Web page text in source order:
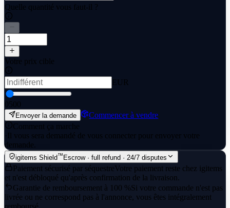
Quelle quantité vous faut-il ?
Votre prix cible
EUR
0500
Envoyer la demande
Commencer à vendre
Comment ça marche
· Il vous sera demandé de vous connecter pour envoyer votre
demande.
igitems Shield™ Escrow · full refund · 24/7 disputes
Paiement sécurisé par séquestreVotre paiement reste chez igitems
et n'est débloqué qu'après confirmation de la livraison.
Garantie de remboursement à 100 %Si votre commande n'est pas
livrée ou ne correspond pas à l'annonce, vous êtes intégralement
remboursé.